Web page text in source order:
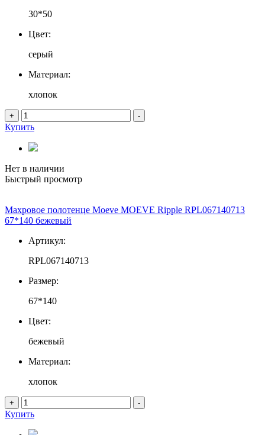
30*50
Цвет:
серый
Материал:
хлопок
+ -
Купить
Нет в наличии
Быстрый просмотр
Махровое полотенце Moeve MOEVE Ripple RPL067140713
67*140 бежевый
Артикул:
RPL067140713
Размер:
67*140
Цвет:
бежевый
Материал:
хлопок
+ -
Купить